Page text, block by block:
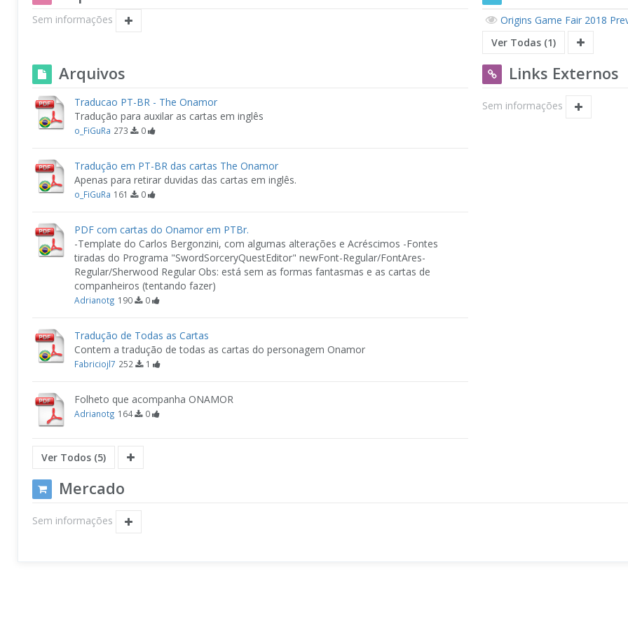
Sem informações
Origins Game Fair 2018
Ver Todas (1)
Arquivos
Traducao PT-BR - The Onamor
Tradução para auxilar as cartas em inglês
o_FiGuRa 273 0
Tradução em PT-BR das cartas The Onamor
Apenas para retirar duvidas das cartas em inglês.
o_FiGuRa 161 0
PDF com cartas do Onamor em PTBr.
-Template do Carlos Bergonzini, com algumas alterações e Acréscimos -Fontes
tiradas do Programa "SwordSorceryQuestEditor" newFont-Regular/FontAres-
Regular/Sherwood Regular Obs: está sem as formas fantasmas e as cartas de
companheiros (tentando fazer)
Adrianotg 190 0
Tradução de Todas as Cartas
Contem a tradução de todas as cartas do personagem Onamor
Fabriciojl7 252 1
Folheto que acompanha ONAMOR
Adrianotg 164 0
Ver Todos (5)
Links Externos
Sem informações
Mercado
Sem informações